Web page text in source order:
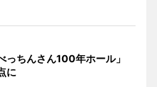
っちんさん100年ホール」
に